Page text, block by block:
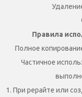
Правила
Полное
Частичное
1. При рерайте или